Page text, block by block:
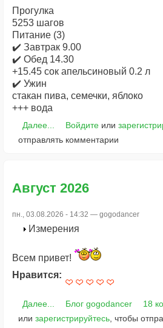
Прогулка
5253 шагов
Питание (3)
✔️ Завтрак 9.00
✔️ Обед 14.30
+15.45 сок апельсиновый 0.2 л
✔️ Ужин
стакан пива, семечки, яблоко
+++ вода
Далее... Войдитеили
отправлять комментарии
Август 2026
пн., 03.08.2026 - 14:32 — gogodancer
Измерения
Всем привет!
Нравится:
Далее... Блог gogodancer 18
или зарегистрируйтесь , чтобы